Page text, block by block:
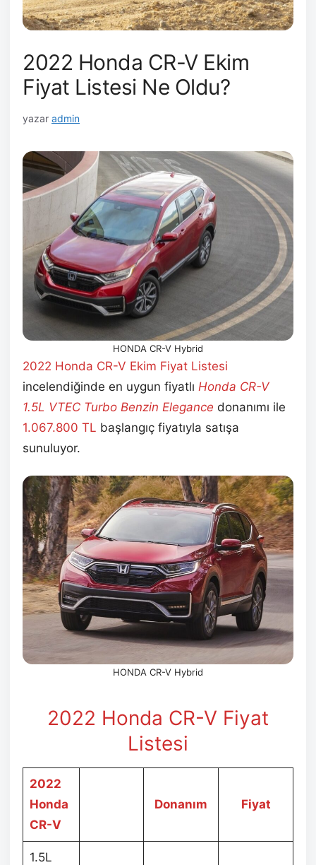
2022 Honda CR-V Ekim
Fiyat Listesi Ne Oldu?
yazar admin
HONDA CR-V Hybrid
2022 Honda CR-V Ekim Fiyat Listesi
incelendiğinde en uygun fiyatlı Honda CR-V
1.5L VTEC Turbo Benzin Elegance donanımı ile
1.067.800 TL başlangıç fiyatıyla satışa
sunuluyor.
HONDA CR-V Hybrid
2022 Honda CR-V Fiyat
Listesi
2022
Honda
CR-V
Donanım Fiyat
1.5L